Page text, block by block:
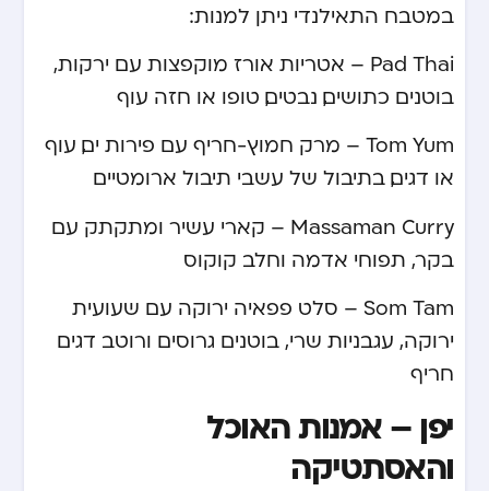
במטבח התאילנדי ניתן למנות:
Pad Thai – אטריות אורז מוקפצות עם ירקות,
בוטנים כתושים, נבטים, טופו או חזה עוף
Tom Yum – מרק חמוץ-חריף עם פירות ים, עוף
או דגים, בתיבול של עשבי תיבול ארומטיים
Massaman Curry – קארי עשיר ומתקתק עם
בקר, תפוחי אדמה וחלב קוקוס
Som Tam – סלט פפאיה ירוקה עם שעועית
ירוקה, עגבניות שרי, בוטנים גרוסים ורוטב דגים
חריף
יפן – אמנות האוכל
והאסתטיקה